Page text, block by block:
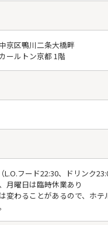
京区鴨川二条大橋畔
ールトン京都 1階
L.O.フード22:30、ドリンク
月曜日は臨時休業あり
変わることがあるので、ホテ